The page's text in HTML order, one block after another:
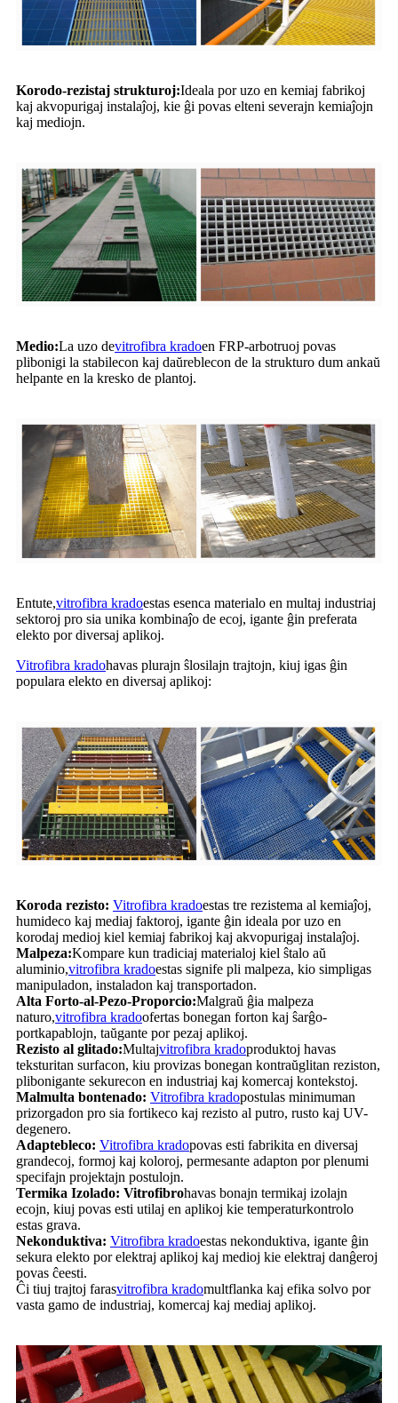
Korodo-rezistaj strukturoj:Ideala por uzo en kemiaj fabrikoj
kaj akvopurigaj instalaĵoj, kie ĝi povas elteni severajn kemiaĵojn
kaj mediojn.
Medio:La uzo devitrofibra kradoen FRP-arbotruoj povas
plibonigi la stabilecon kaj daŭreblecon de la strukturo dum ankaŭ
helpante en la kresko de plantoj.
Entute,vitrofibra kradoestas esenca materialo en multaj industriaj
sektoroj pro sia unika kombinaĵo de ecoj, igante ĝin preferata
elekto por diversaj aplikoj.
Vitrofibra kradohavas plurajn ŝlosilajn trajtojn, kiuj igas ĝin
populara elekto en diversaj aplikoj:
Koroda rezisto: Vitrofibra kradoestas tre rezistema al kemiaĵoj,
humideco kaj mediaj faktoroj, igante ĝin ideala por uzo en
korodaj medioj kiel kemiaj fabrikoj kaj akvopurigaj instalaĵoj.
Malpeza:Kompare kun tradiciaj materialoj kiel ŝtalo aŭ
aluminio,vitrofibra kradoestas signife pli malpeza, kio simpligas
manipuladon, instaladon kaj transportadon.
Alta Forto-al-Pezo-Proporcio:Malgraŭ ĝia malpeza
naturo,vitrofibra kradoofertas bonegan forton kaj ŝarĝo-
portkapablojn, taŭgante por pezaj aplikoj.
Rezisto al glitado:Multajvitrofibra kradoproduktoj havas
teksturitan surfacon, kiu provizas bonegan kontraŭglitan reziston,
plibonigante sekurecon en industriaj kaj komercaj kontekstoj.
Malmulta bontenado: Vitrofibra kradopostulas minimuman
prizorgadon pro sia fortikeco kaj rezisto al putro, rusto kaj UV-
degenero.
Adaptebleco: Vitrofibra kradopovas esti fabrikita en diversaj
grandecoj, formoj kaj koloroj, permesante adapton por plenumi
specifajn projektajn postulojn.
Termika Izolado: Vitrofibrohavas bonajn termikaj izolajn
ecojn, kiuj povas esti utilaj en aplikoj kie temperaturkontrolo
estas grava.
Nekonduktiva: Vitrofibra kradoestas nekonduktiva, igante ĝin
sekura elekto por elektraj aplikoj kaj medioj kie elektraj danĝeroj
povas ĉeesti.
Ĉi tiuj trajtoj farasvitrofibra kradomultflanka kaj efika solvo por
vasta gamo de industriaj, komercaj kaj mediaj aplikoj.